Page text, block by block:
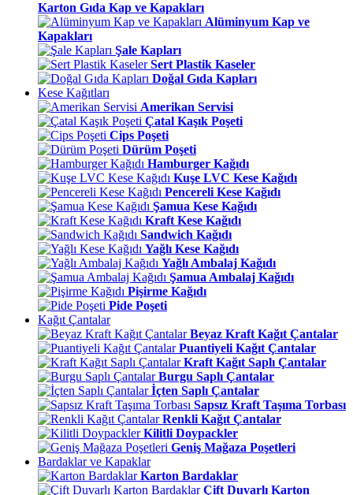
Karton Gıda Kap ve Kapakları
Alüminyum Kap ve
Kapakları
Şale Kapları
Sert Plastik Kaseler
Doğal Gıda Kapları
Kese Kağıtları
Amerikan Servisi
Çatal Kaşık Poşeti
Cips Poşeti
Dürüm Poşeti
Hamburger Kağıdı
Kuşe LVC Kese Kağıdı
Pencereli Kese Kağıdı
Şamua Kese Kağıdı
Kraft Kese Kağıdı
Sandwich Kağıdı
Yağlı Kese Kağıdı
Yağlı Ambalaj Kağıdı
Şamua Ambalaj Kağıdı
Pişirme Kağıdı
Pide Poşeti
Kağıt Çantalar
Beyaz Kraft Kağıt Çantalar
Puantiyeli Kağıt Çantalar
Kraft Kağıt Saplı Çantalar
Burgu Saplı Çantalar
İçten Saplı Çantalar
Sapsız Kraft Taşıma Torbası
Renkli Kağıt Çantalar
Kilitli Doypackler
Geniş Mağaza Poşetleri
Bardaklar ve Kapaklar
Karton Bardaklar
Çift Duvarlı Karton